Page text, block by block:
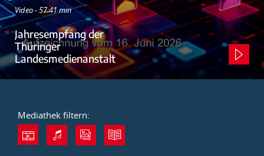
Video - 57:41 min
Jahresempfang der
Thüringer
Landesmedienanstalt
Mediathek filtern: